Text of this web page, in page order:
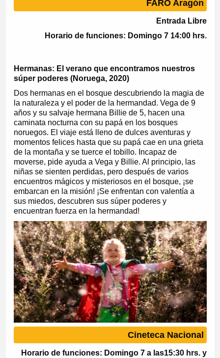
FARO Aragón
Entrada Libre
Horario de funciones: Domingo 7 14:00 hrs.
Hermanas: El verano que encontramos nuestros
súper poderes (Noruega, 2020)
Dos hermanas en el bosque descubriendo la magia de
la naturaleza y el poder de la hermandad. Vega de 9
años y su salvaje hermana Billie de 5, hacen una
caminata nocturna con su papá en los bosques
noruegos. El viaje está lleno de dulces aventuras y
momentos felices hasta que su papá cae en una grieta
de la montaña y se tuerce el tobillo. Incapaz de
moverse, pide ayuda a Vega y Billie. Al principio, las
niñas se sienten perdidas, pero después de varios
encuentros mágicos y misteriosos en el bosque, ¡se
embarcan en la misión! ¡Se enfrentan con valentía a
sus miedos, descubren sus súper poderes y
encuentran fuerza en la hermandad!
Cineteca Nacional
Horario de funciones: Domingo 7 a las15:30 hrs. y